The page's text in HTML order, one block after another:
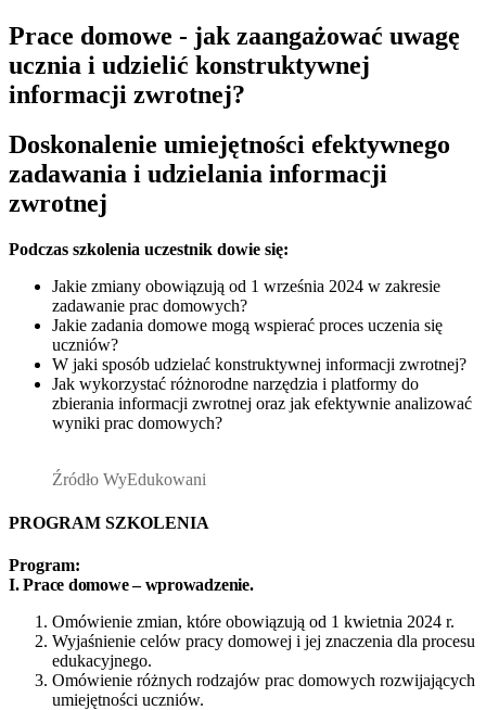
Prace domowe - jak zaangażować uwagę
ucznia i udzielić konstruktywnej
informacji zwrotnej?
Doskonalenie umiejętności efektywnego
zadawania i udzielania informacji
zwrotnej
Podczas szkolenia uczestnik dowie się:
Jakie zmiany obowiązują od 1 września 2024 w zakresie
zadawanie prac domowych?
Jakie zadania domowe mogą wspierać proces uczenia się
uczniów?
W jaki sposób udzielać konstruktywnej informacji zwrotnej?
Jak wykorzystać różnorodne narzędzia i platformy do
zbierania informacji zwrotnej oraz jak efektywnie analizować
wyniki prac domowych?
Źródło WyEdukowani
PROGRAM SZKOLENIA
Program:
I. Prace domowe – wprowadzenie.
Omówienie zmian, które obowiązują od 1 kwietnia 2024 r.
Wyjaśnienie celów pracy domowej i jej znaczenia dla procesu
edukacyjnego.
Omówienie różnych rodzajów prac domowych rozwijających
umiejętności uczniów.